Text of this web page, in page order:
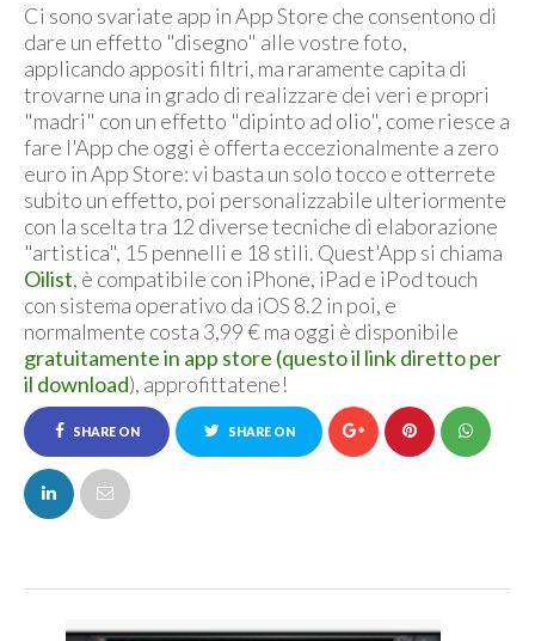
Ci sono svariate app in App Store che consentono di
dare un effetto "disegno" alle vostre foto,
applicando appositi filtri, ma raramente capita di
trovarne una in grado di realizzare dei veri e propri
"madri" con un effetto "dipinto ad olio", come riesce a
fare l'App che oggi è offerta eccezionalmente a zero
euro in App Store: vi basta un solo tocco e otterrete
subito un effetto, poi personalizzabile ulteriormente
con la scelta tra 12 diverse tecniche di elaborazione
"artistica", 15 pennelli e 18 stili. Quest'App si chiama
Oilist, è compatibile con iPhone, iPad e iPod touch
con sistema operativo da iOS 8.2 in poi, e
normalmente costa 3,99 € ma oggi è disponibile
gratuitamente in app store (questo il link diretto per
il download), approfittatene!
SHARE ON
FACEBOOK
SHARE ON